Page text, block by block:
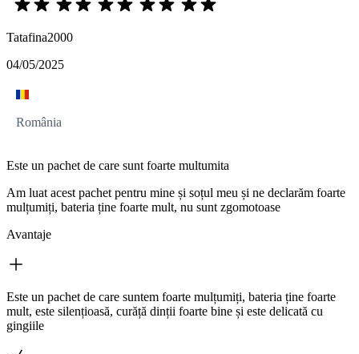
Tatafina2000
04/05/2025
România
Este un pachet de care sunt foarte multumita
Am luat acest pachet pentru mine și soțul meu și ne declarăm foarte
mulțumiți, bateria ține foarte mult, nu sunt zgomotoase
Avantaje
Este un pachet de care suntem foarte mulțumiți, bateria ține foarte
mult, este silențioasă, curăță dinții foarte bine și este delicată cu
gingiile